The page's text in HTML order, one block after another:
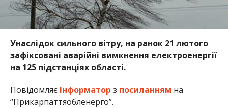
Унаслідок сильного вітру, на ранок 21 лютого
зафіксовані аварійні вимкнення електроенергії
на 125 підстанціях області.
Повідомляє Інформатор з посиланням на
“Прикарпаттяобленерго”.